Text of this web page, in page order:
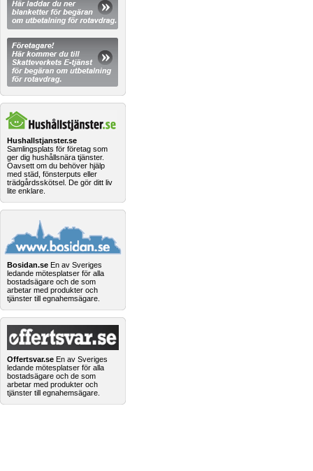
Hushallstjanster.se
Samlingsplats för företag som
ger dig hushållsnära tjänster.
Oavsett om du behöver hjälp
med städ, fönsterputs eller
trädgårdsskötsel. De gör ditt liv
lite enklare.
Bosidan.se En av Sveriges
ledande mötesplatser för alla
bostadsägare och de som
arbetar med produkter och
tjänster till egnahemsägare.
Offertsvar.se En av Sveriges
ledande mötesplatser för alla
bostadsägare och de som
arbetar med produkter och
tjänster till egnahemsägare.